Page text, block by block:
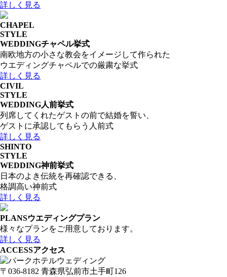
詳しく見る
CHAPEL
STYLE
WEDDINGチャペル挙式
南欧地方の小さな教会をイメージして作られた
ウエディングチャペルでの厳粛な挙式
詳しく見る
CIVIL
STYLE
WEDDING人前挙式
列席してくれたゲストの前で結婚を誓い、
ゲストに承認してもらう人前式
詳しく見る
SHINTO
STYLE
WEDDING神前挙式
日本のよき伝統を再確認できる、
格調高い神前式
詳しく見る
PLANSウエディングプラン
様々なプランをご用意しております。
詳しく見る
ACCESSアクセス
〒036-8182 青森県弘前市土手町126